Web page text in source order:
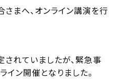
まへ、オンライン講演を行
れていましたが、緊急事
イン開催となりました。